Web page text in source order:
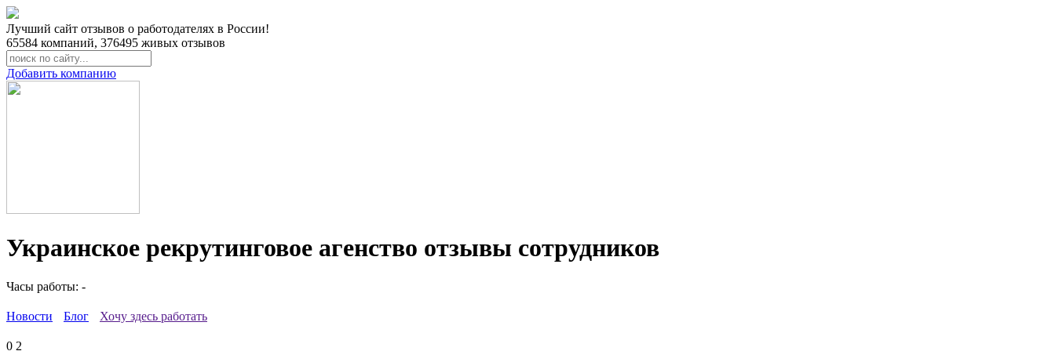
Лучший сайт отзывов о работодателях в России!
65584 компаний, 376495 живых отзывов
Добавить компанию
Украинское рекрутинговое агенство отзывы сотрудников
Часы работы: -
Новости Блог Хочу здесь работать
0 2